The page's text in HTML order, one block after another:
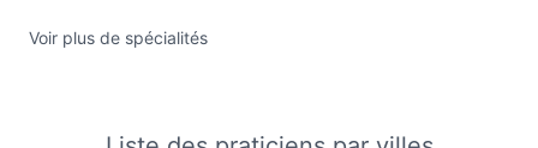
Voir plus de spécialités